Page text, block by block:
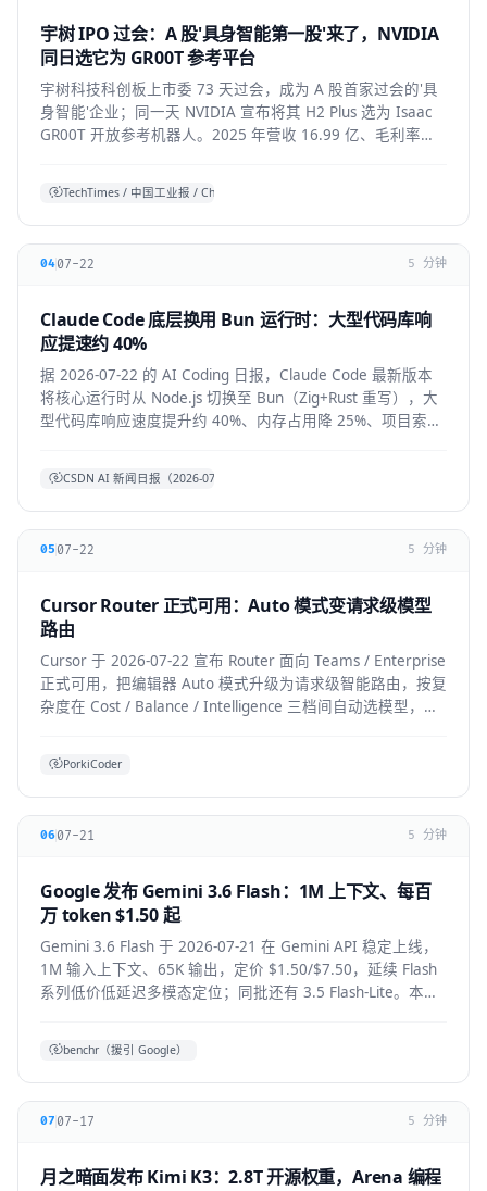
宇树 IPO 过会：A 股'具身智能第一股'来了，NVIDIA
同日选它为 GR00T 参考平台
宇树科技科创板上市委 73 天过会，成为 A 股首家过会的'具
身智能'企业；同一天 NVIDIA 宣布将其 H2 Plus 选为 Isaac
GR00T 开放参考机器人。2025 年营收 16.99 亿、毛利率
TechTimes / 中国工业报 / China Daily 综合
0407-22 5 分钟
Claude Code 底层换用 Bun 运行时：大型代码库响
应提速约 40%
据 2026-07-22 的 AI Coding 日报，Claude Code 最新版本
将核心运行时从 Node.js 切换至 Bun（Zig+Rust 重写），大
型代码库响应速度提升约 40%、内存占用降 25%、项目索引
CSDN AI 新闻日报（2026-07-22）
05 07-22 5 分钟
Cursor Router 正式可用：Auto 模式变请求级模型
路由
Cursor 于 2026-07-22 宣布 Router 面向 Teams / Enterprise
正式可用，把编辑器 Auto 模式升级为请求级智能路由，按复
杂度在 Cost / Balance / Intelligence 三档间自动选模型，降
PorkiCoder
0607-21 5 分钟
Google 发布 Gemini 3.6 Flash：1M 上下文、每百
万 token $1.50 起
Gemini 3.6 Flash 于 2026-07-21 在 Gemini API 稳定上线，
1M 输入上下文、65K 输出，定价 $1.50/$7.50，延续 Flash
系列低价低延迟多模态定位；同批还有 3.5 Flash-Lite。本文
benchr（援引 Google）
07 07-17 5 分钟
月之暗面发布 Kimi K3：2.8T 开源权重，Arena 编程